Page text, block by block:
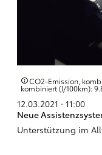
CO2-Emission,
kombiniert (l/100km):
12.03.2021 · 11:00
Neue
Unterstützung im